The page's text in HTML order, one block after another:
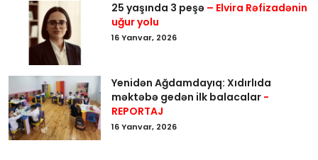
25 yaşında 3 peşə – Elvira Rəfizadənin
uğur yolu
16 Yanvar, 2026
Yenidən Ağdamdayıq: Xıdırlıda
məktəbə gedən ilk balacalar -
REPORTAJ
16 Yanvar, 2026